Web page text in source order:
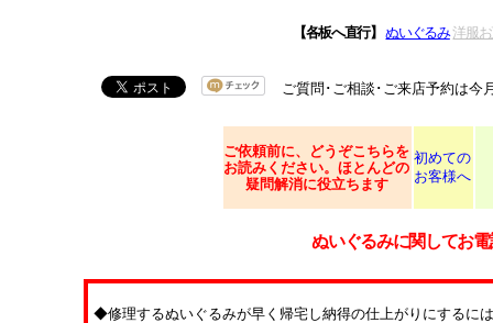
【各板へ直行】 ぬいぐるみ 洋服
ご質問･ご相談･ご来店予約は今
ご依頼前に、どうぞこちらを
お読みください。ほとんどの
疑問解消に役立ちます
初めての
お客様へ
ぬいぐるみに関してお
◆修理するぬいぐるみが早く帰宅し納得の仕上がりにするに